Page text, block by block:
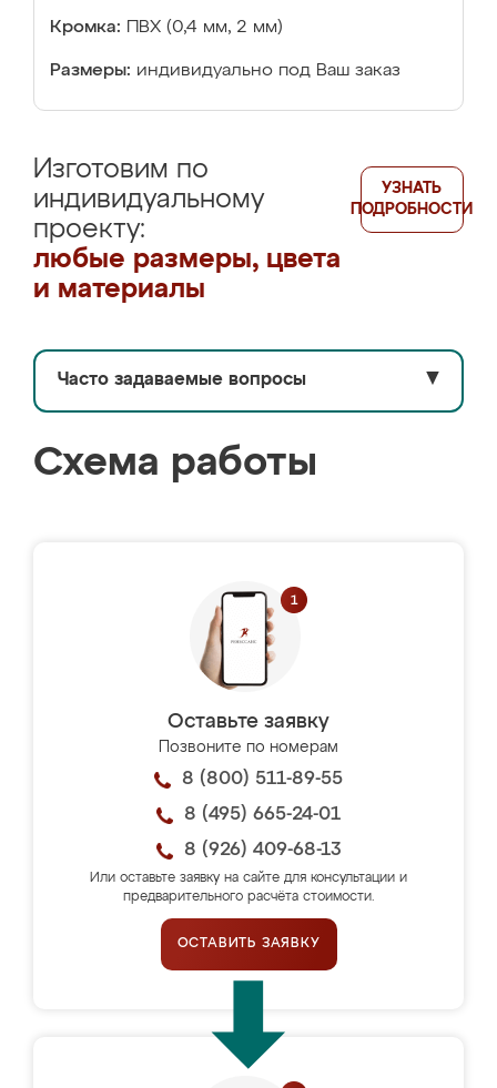
Кромка: ПВХ (0,4 мм, 2 мм)
Размеры: индивидуально под Ваш заказ
Изготовим по
индивидуальному
проекту:
любые размеры, цвета
и материалы
УЗНАТЬ
ПОДРОБНОСТИ
Часто задаваемые вопросы ▼
Схема работы
Оставьте заявку
Позвоните по номерам
8 (800) 511-89-55
8 (495) 665-24-01
8 (926) 409-68-13
Или оставьте заявку на сайте для консультации и
предварительного расчёта стоимости.
ОСТАВИТЬ ЗАЯВКУ